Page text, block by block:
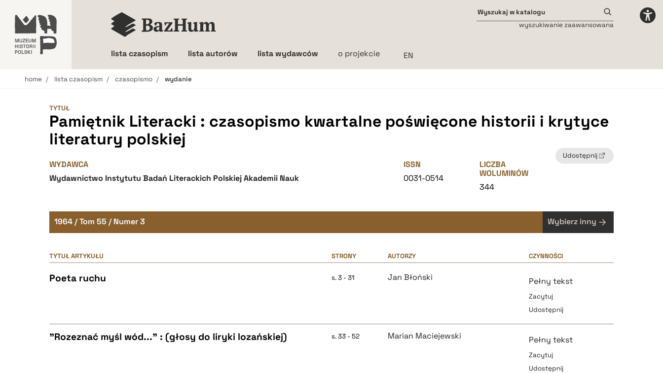
lista czasopism lista autorów lista wydawców o projekcie
wyszukiwanie zaawansowana
home lista czasopism czasopismo wydanie
TYTUŁ
Pamiętnik Literacki : czasopismo kwartalne poświęcone historii i krytyce
literatury polskiej
Udostępnij
WYDAWCA
Wydawnictwo Instytutu Badań Literackich Polskiej Akademii Nauk
ISSN
0031-0514
LICZBA
WOLUMINÓW
344
1964 / Tom 55 / Numer 3 Wybierz inny
TYTUŁ ARTYKUŁU STRONY AUTORZY CZYNNOŚCI
Poeta ruchu s. 3 - 31 Jan Błoński Pełny tekst
Zacytuj
Udostępnij
"Rozeznać myśl wód..." : (głosy do liryki lozańskiej) s. 33 - 52 Marian Maciejewski Pełny tekst
Zacytuj
Udostępnij